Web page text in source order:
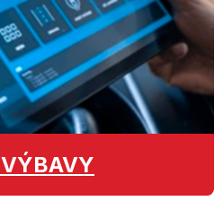
VÝBAVY